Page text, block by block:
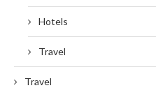
Hotels
Travel
Travel